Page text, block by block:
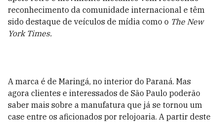
reconhecimento da comunidade internacional e têm
sido destaque de veículos de mídia como o The New
York Times.
A marca é de Maringá, no interior do Paraná. Mas
agora clientes e interessados de São Paulo poderão
saber mais sobre a manufatura que já se tornou um
case entre os aficionados por relojoaria. A partir deste